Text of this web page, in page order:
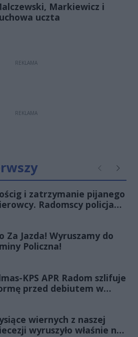
Markiewicz i
uczta
REKLAMA
REKLAMA
Poprzednie
i zatrzymanie pijanego
Radomscy policjanci
Za Jazda! Wyruszamy do
Policzna!
KPS APR Radom szlifuje
przed debiutem w
wiernych z naszej
wyruszyło właśnie na